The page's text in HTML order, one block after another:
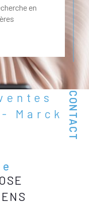
CONTACT
en
Marck